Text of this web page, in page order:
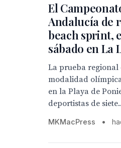
El
Andalucía de
beach sprint,
sábado en La
La prueba regional
modalidad
en la Playa de
deportistas de
MKMacPress •